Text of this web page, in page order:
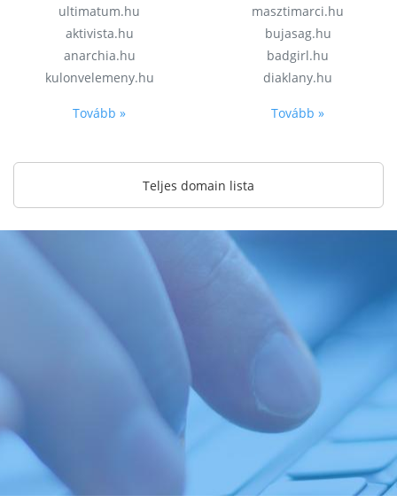
ultimatum.hu
aktivista.hu
anarchia.hu
kulonvelemeny.hu
Tovább »
masztimarci.hu
bujasag.hu
badgirl.hu
diaklany.hu
Tovább »
Teljes domain lista